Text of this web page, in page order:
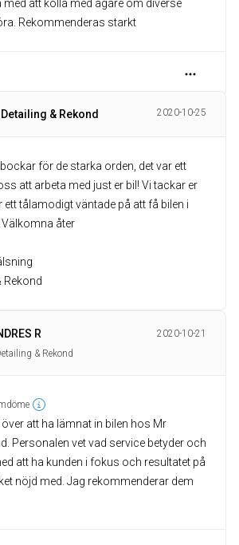
att kolla med ägare om diverse
Rekommenderas starkt
& Rekond 2020-10-25
för de starka orden, det var ett
att arbeta med just er bil! Vi tackar er
tålamodigt väntade på att få bilen i
åter
Rekond
R
2020-10-21
& Rekond
att ha lämnat in bilen hos Mr
Personalen vet vad service betyder och
att ha kunden i fokus och resultatet på
nöjd med. Jag rekommenderar dem